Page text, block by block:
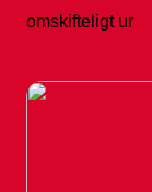
omskifteligt ur